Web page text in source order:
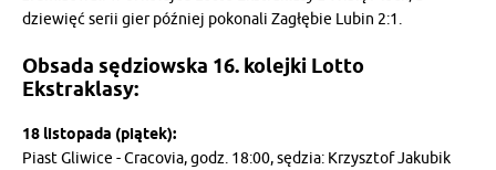
dziewięć serii gier później pokonali Zagłębie Lubin 2:1.
Obsada sędziowska 16. kolejki Lotto
Ekstraklasy:
18 listopada (piątek):
Piast Gliwice - Cracovia, godz. 18:00, sędzia: Krzysztof Jakubik